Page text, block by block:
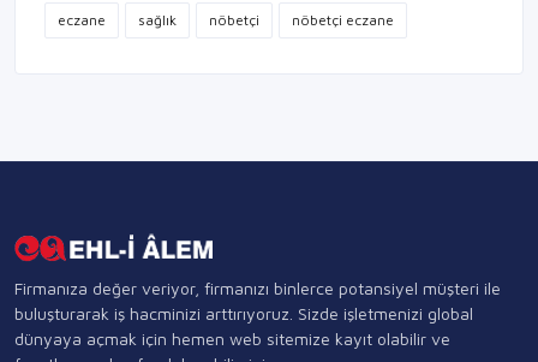
eczane sağlık nöbetçi nöbetçi eczane
Firmanıza değer veriyor, firmanızı binlerce potansiyel müşteri ile
buluşturarak iş hacminizi arttırıyoruz. Sizde işletmenizi global
dünyaya açmak için hemen web sitemize kayıt olabilir ve